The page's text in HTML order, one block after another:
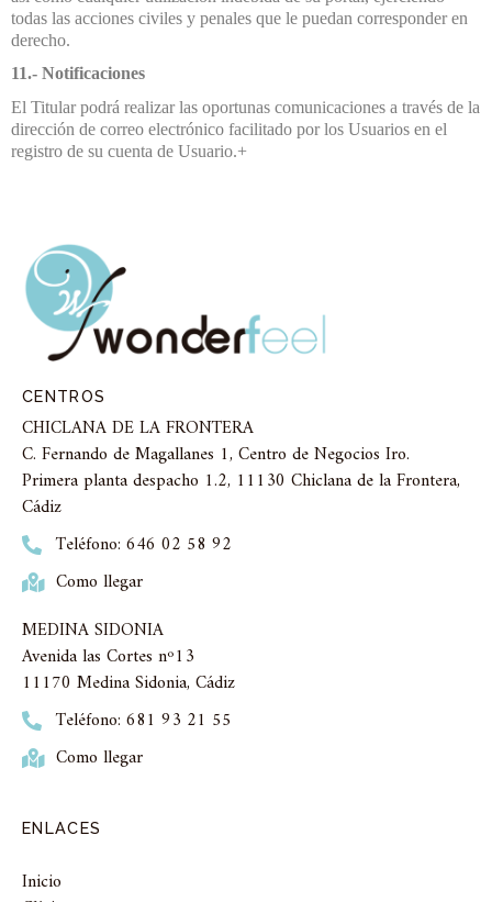
todas las acciones civiles y penales que le puedan corresponder en
derecho.
11.- Notificaciones
El Titular podrá realizar las oportunas comunicaciones a través de la
dirección de correo electrónico facilitado por los Usuarios en el
registro de su cuenta de Usuario.+
CENTROS
CHICLANA DE LA FRONTERA
C. Fernando de Magallanes 1, Centro de Negocios Iro.
Primera planta despacho 1.2, 11130 Chiclana de la Frontera,
Cádiz
Teléfono: 646 02 58 92
Como llegar
MEDINA SIDONIA
Avenida las Cortes nº13
11170 Medina Sidonia, Cádiz
Teléfono: 681 93 21 55
Como llegar
ENLACES
Inicio